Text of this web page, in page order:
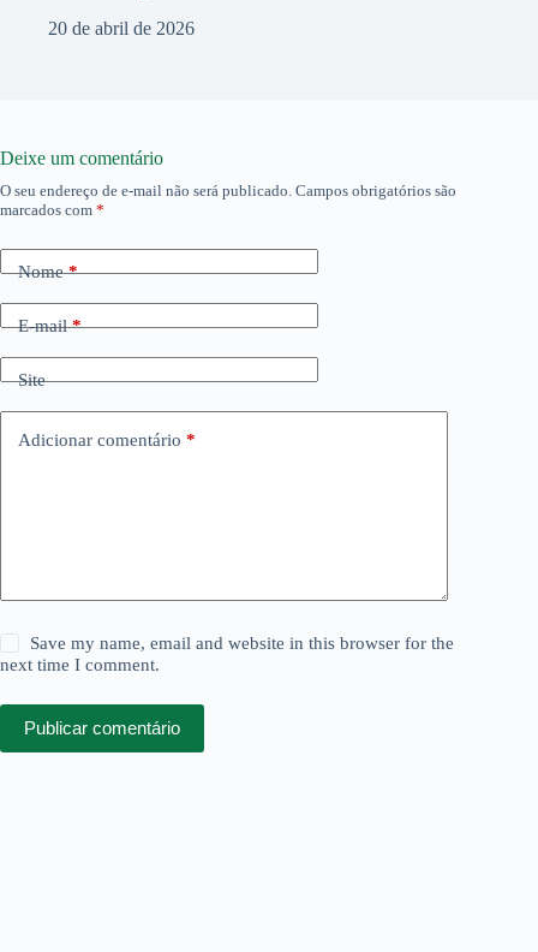
20 de abril de 2026
Deixe um comentário
O seu endereço de e-mail não será publicado. Campos obrigatórios são
marcados com *
Nome*
E-mail*
Site
Adicionar comentário *
Save my name, email and website in this browser for the
next time I comment.
Publicar comentário